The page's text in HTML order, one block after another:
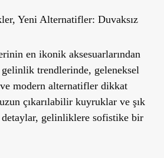
Yeni Alternatifler: Duvaksız
en ikonik aksesuarlarından
trendlerinde, geleneksel
modern alternatifler dikkat
çıkarılabilir kuyruklar ve şık
gelinliklere sofistike bir